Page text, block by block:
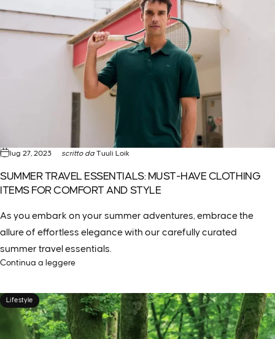
lug 27, 2023 scritto da Tuuli Loik
SUMMER TRAVEL ESSENTIALS: MUST-HAVE CLOTHING
ITEMS FOR COMFORT AND STYLE
As you embark on your summer adventures, embrace the
allure of effortless elegance with our carefully curated
summer travel essentials.
Continua a leggere
Lifestyle